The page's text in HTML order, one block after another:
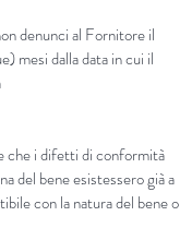
denunci al Fornitore il
mesi dalla data in cui il
che i difetti di conformità
del bene esistessero già a
con la natura del bene o